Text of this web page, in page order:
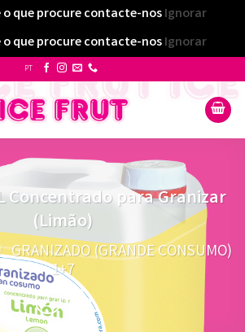
o que procure contacte-nosIgnorar
o que procure contacte-nosIgnorar
PT
Concentrado para Granizar
(Limão)
GRANIZADO (GRANDE CONSUMO)
1+7